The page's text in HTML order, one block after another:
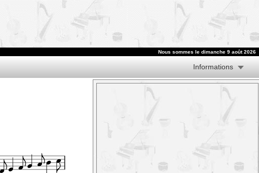
Nous sommes le dimanche 9 août 2026
Informations